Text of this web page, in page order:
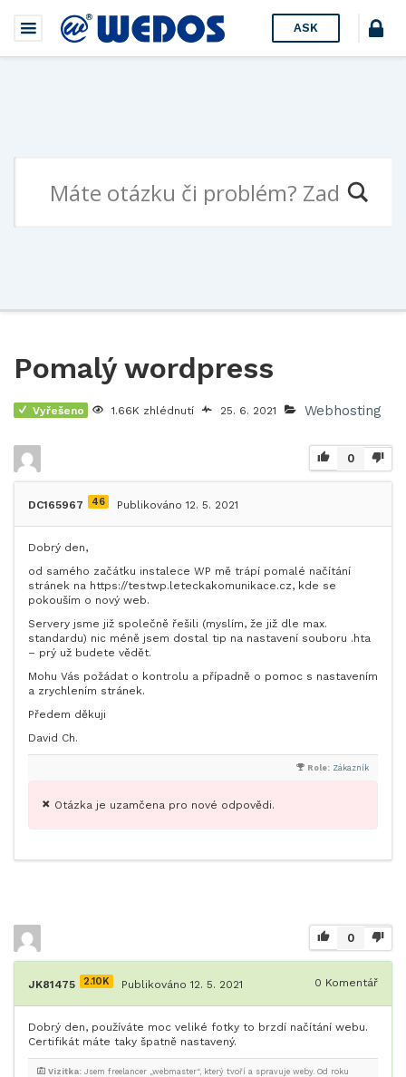
ASK
Pomalý wordpress
Vyřešeno 1.66K zhlédnutí 25. 6. 2021 Webhosting
0
DC165967 46 Publikováno 12. 5. 2021
Dobrý den,
od samého začátku instalece WP mě trápí pomalé načítání
stránek na https://testwp.leteckakomunikace.cz, kde se
pokouším o nový web.
Servery jsme již společně řešili (myslím, že již dle max.
standardu) nic méně jsem dostal tip na nastavení souboru .hta
– prý už budete vědět.
Mohu Vás požádat o kontrolu a případně o pomoc s nastavením
a zrychlením stránek.
Předem děkuji
David Ch.
Role: Zákazník
Otázka je uzamčena pro nové odpovědi.
0
JK81475 2.10K Publikováno 12. 5. 2021 0 Komentář
Dobrý den, používáte moc veliké fotky to brzdí načítání webu.
Certifikát máte taky špatně nastavený.
Vizitka: Jsem freelancer „webmaster“, který tvoří a spravuje weby. Od roku